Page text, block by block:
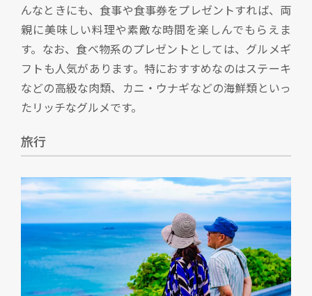
んなときにも、食事や食事券をプレゼントすれば、両
親に美味しい料理や素敵な時間を楽しんでもらえま
す。なお、食べ物系のプレゼントとしては、グルメギ
フトも人気があります。特におすすめなのはステーキ
などの高級な肉類、カニ・ウナギなどの海鮮類といっ
たリッチなグルメです。
旅行